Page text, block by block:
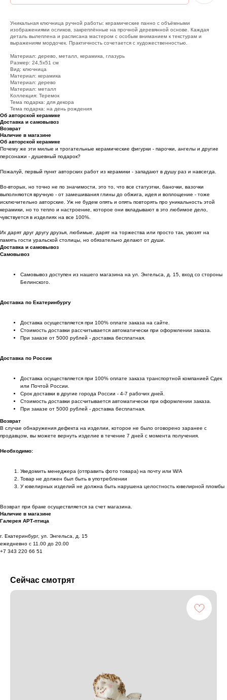
Уникальная ключница ручной работы: керамические панно с объёмными
изображениями осликов, закреплённые на прочной деревянной основе. Каждая
деталь вылеплена и расписана мастером с особым вниманием к текстурам и
выражениям мордочек. Практичность сочетается с художественностью.
Материал: дерево, металл, керамика, глазурь
Размер: 24,5х51 см
Вид: ключница
Материал: керамика
Материал: дерево
Материал: металл
Коллекция: Теремок
Тема подарка: для декора
Тема подарка: на день рождения
Об авторской керамике
Доставка и самовывоз
Возврат
Наличие в магазине
Об авторской керамике
Почему же эти милые и трогательные керамические фигурки - парочки, ангелы и другие
персонажи - душевный подарок?
Пожалуй, первый пункт авторских работ из керамики - западают в душу раз и навсегда.
Во-вторых, но точно не по значимости, это то, что все статуэтки, баночки, вазочки
выполняются вручную - от замешивания глины до обжига, идея и воплощение - тоже
исключительно авторские. Уж не будем опять и опять повторять про уникальность этой
керамики, но то тепло и настроение, которое они вкладывают в это любимое дело,
чувствуется в изделиях на все 100%.
Их дарят друг другу друзья, любимые, дарят на торжества или просто так, увозят на
память гости уральской столицы, но обязательно делают от души.
Доставка и самовывоз
Самовывоз
Самовывоз доступен из нашего магазина на ул. Энгельса, д. 15, вход со стороны
Белинского.
Доставка по Екатеринбургу
Доставка осуществляется при 100% оплате заказа на сайте.
Стоимость доставки рассчитывается автоматически при оформлении заказа.
При заказе от 5000 рублей - доставка бесплатная.
Доставка по России
Доставка осуществляется при 100% оплате заказа транспортной компанией Сдек
или Почтой России.
Срок доставки в другие города России - 4-7 рабочих дней.
Стоимость доставки рассчитывается автоматически при оформлении заказа.
При заказе от 5000 рублей - доставка бесплатная.
Возврат
В случае обнаружения дефекта на изделии, которое не было оговорено заранее с
продавцом, вы можете вернуть изделие в течение 7 дней с момента получения.
Необходимо:
Уведомить менеджера (отправить фото товара) на почту или W/А
Товар не должен был быть в употреблении
У ювелирных изделий не должна быть нарушена целостность ювелирной пломбы
Возврат при браке осуществляется за счет магазина.
Наличие в магазине
Галерея АРТ-птица
г. Екатеринбург, ул. Энгельса, д. 15
ежедневно с 11.00 до 20.00
+7 343 220 66 51
Сейчас смотрят